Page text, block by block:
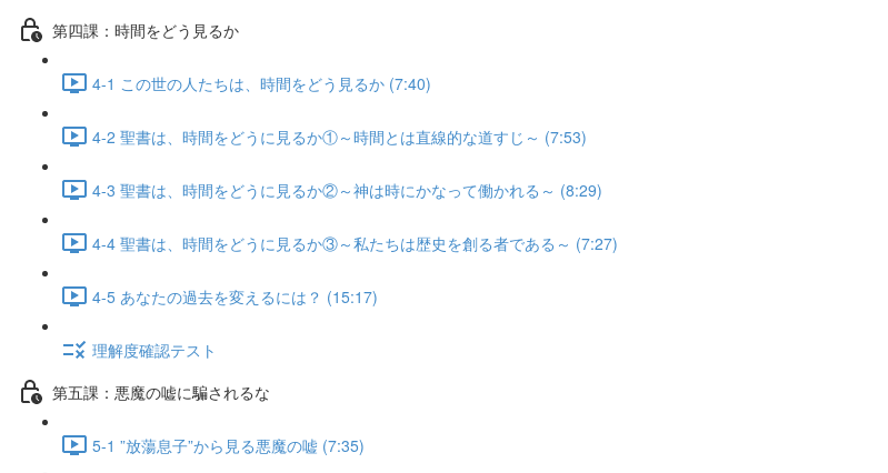
第四課：時間をどう見るか
4-1 この世の人たちは、時間をどう見るか (7:40)
4-2 聖書は、時間をどうに見るか①～時間とは直線的な道すじ～ (7:53)
4-3 聖書は、時間をどうに見るか②～神は時にかなって働かれる～ (8:29)
4-4 聖書は、時間をどうに見るか③～私たちは歴史を創る者である～ (7:27)
4-5 あなたの過去を変えるには？ (15:17)
理解度確認テスト
第五課：悪魔の嘘に騙されるな
5-1 ”放蕩息子”から見る悪魔の嘘 (7:35)